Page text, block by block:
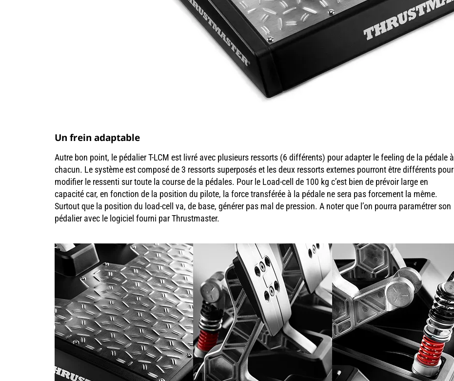
Un frein adaptable
Autre bon point, le pédalier T-LCM est livré avec plusieurs ressorts (6 différents) pour adapter le feeling de la pédale à
chacun. Le système est composé de 3 ressorts superposés et les deux ressorts externes pourront être différents pour
modifier le ressenti sur toute la course de la pédales. Pour le Load-cell de 100 kg c’est bien de prévoir large en
capacité car, en fonction de la position du pilote, la force transférée à la pédale ne sera pas forcement la même.
Surtout que la position du load-cell va, de base, générer pas mal de pression. A noter que l’on pourra paramétrer son
pédalier avec le logiciel fourni par Thrustmaster.